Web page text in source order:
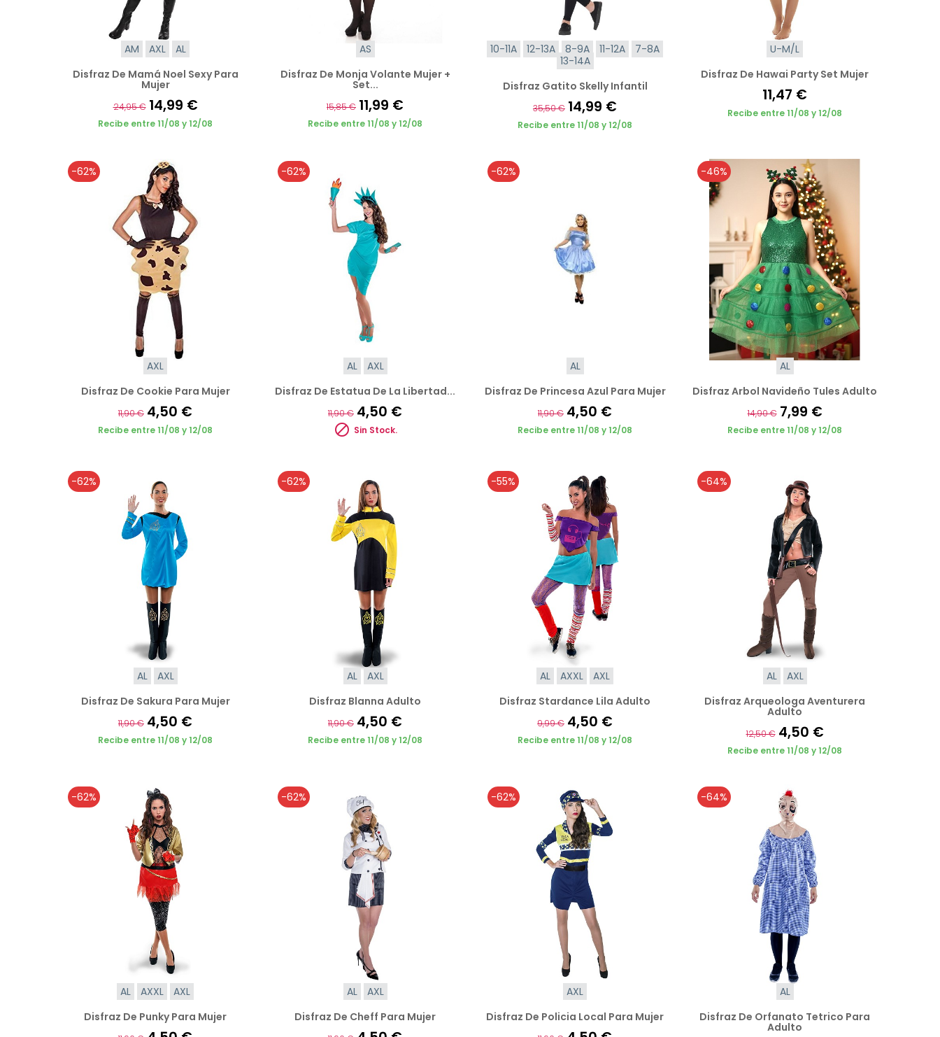
AM AXL
AL
Disfraz De Mamá Noel Sexy Para
Mujer
24,95 € 14,99 €
Recibe entre 11/08 y 12/08
AS
Disfraz De Monja Volante Mujer +
Set...
15,85 € 11,99 €
Recibe entre 11/08 y 12/08
10-11A 12-13A 8-9A 11-12A
7-8A
13-14A
Disfraz Gatito Skelly Infantil
35,50 € 14,99 €
Recibe entre 11/08 y 12/08
U-M/L
Disfraz De Hawai Party Set Mujer
11,47 €
Recibe entre 11/08 y 12/08
-62%
AXL
Disfraz De Cookie Para Mujer
11,90 € 4,50 €
Recibe entre 11/08 y 12/08
-62%
AL
AXL
Disfraz De Estatua De La Libertad...
11,90 € 4,50 €
 Sin Stock.
-62%
AL
Disfraz De Princesa Azul Para Mujer
11,90 € 4,50 €
Recibe entre 11/08 y 12/08
-46%
AL
Disfraz Arbol Navideño Tules Adulto
14,90 € 7,99 €
Recibe entre 11/08 y 12/08
-62%
AL
AXL
Disfraz De Sakura Para Mujer
11,90 € 4,50 €
Recibe entre 11/08 y 12/08
-62%
AL
AXL
Disfraz Blanna Adulto
11,90 € 4,50 €
Recibe entre 11/08 y 12/08
-55%
AL AXXL
AXL
Disfraz Stardance Lila Adulto
9,99 € 4,50 €
Recibe entre 11/08 y 12/08
-64%
AL
AXL
Disfraz Arqueologa Aventurera
Adulto
12,50 € 4,50 €
Recibe entre 11/08 y 12/08
-62%
AL AXXL
AXL
Disfraz De Punky Para Mujer
-62%
AL
AXL
Disfraz De Cheff Para Mujer
-62%
AXL
Disfraz De Policia Local Para Mujer
-64%
AL
Disfraz De Orfanato Tetrico Para
Adulto